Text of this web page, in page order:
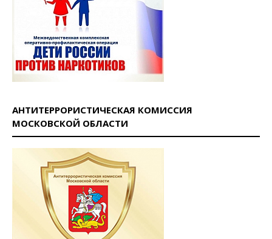
АНТИТЕРРОРИСТИЧЕСКАЯ КОМИССИЯ
МОСКОВСКОЙ ОБЛАСТИ